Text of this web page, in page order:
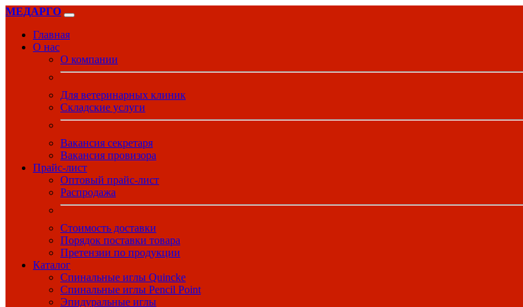
МЕДАРГО
Главная
О нас
О компании
Для ветеринарных клиник
Складские услуги
Вакансия секретаря
Вакансия провизора
Прайс-лист
Оптовый прайс-лист
Распродажа
Стоимость доставки
Порядок поставки товара
Претензии по продукции
Каталог
Спинальные иглы Quincke
Спинальные иглы Pencil Point
Эпидуральные иглы